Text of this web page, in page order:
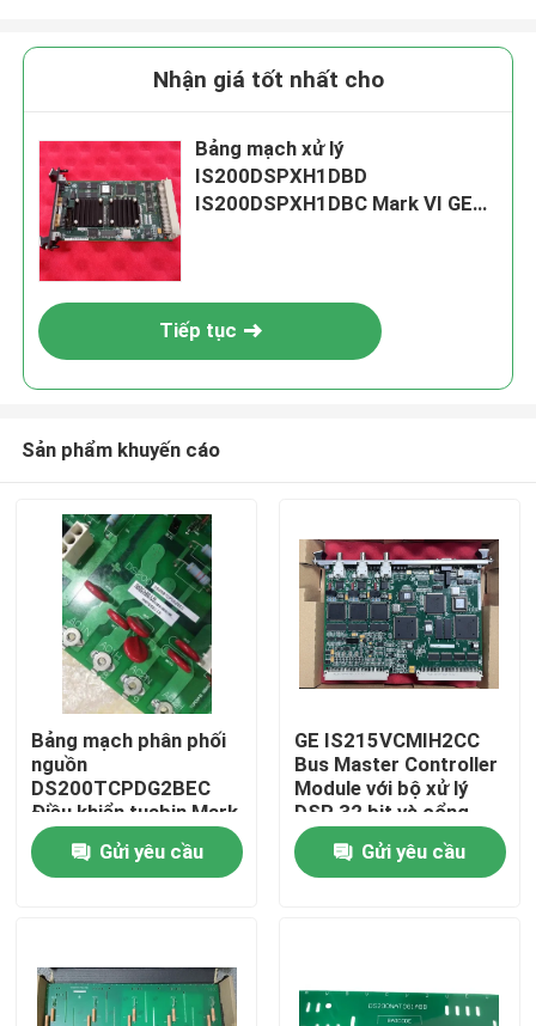
Nhà
Video
Nhận giá tốt nhất cho
Bảng mạch xử lý
IS200DSPXH1DBD
IS200DSPXH1DBC Mark VI GE
Tiếp tục
Sản phẩm khuyến cáo
Bảng mạch phân phối
nguồn
DS200TCPDG2BEC
Điều khiển tuabin Mark
V Ge
Gửi yêu cầu
GE IS215VCMIH2CC
Bus Master Controller
Module với bộ xử lý
DSP 32 bit và cổng
Ethernet IONet cho Tự
động hóa công nghiệp
Gửi yêu cầu